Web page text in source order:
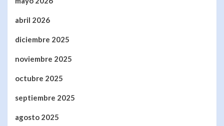
abril 2026
diciembre 2025
noviembre 2025
octubre 2025
septiembre 2025
agosto 2025